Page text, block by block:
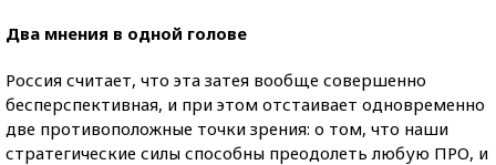
Два мнения в одной голове
Россия считает, что эта затея вообще совершенно
бесперспективная, и при этом отстаивает одновременно
две противоположные точки зрения: о том, что наши
стратегические силы способны преодолеть любую ПРО, и